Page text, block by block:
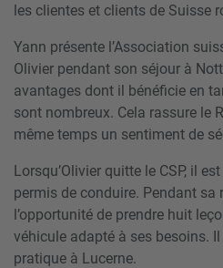
les clientes et clients de Suisse
Yann présente l’Association
Olivier pendant son séjour à
avantages dont il bénéficie en
sont nombreux. Cela rassure le
même temps un sentiment de
Lorsqu’Olivier quitte le CSP, il
permis de conduire. Pendant sa
l’opportunité de prendre huit
véhicule adapté à ses besoins.
pratique à Lucerne.